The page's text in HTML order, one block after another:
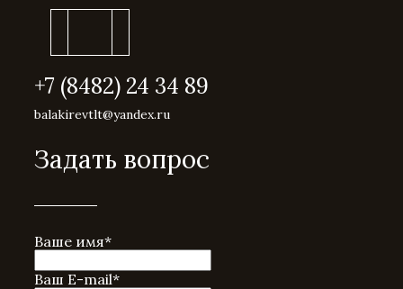
+7 (8482) 24 34 89
balakirevtlt@yandex.ru
Задать вопрос
Ваше имя*
Ваш E-mail*